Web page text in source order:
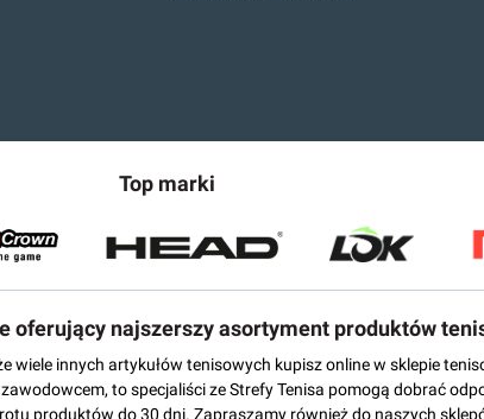
Top marki
oferujący najszerszy asortyment produktów
wiele innych artykułów tenisowych kupisz online w sklepie
to specjaliści ze Strefy Tenisa pomogą dobrać
produktów do 30 dni. Zapraszamy również do naszych